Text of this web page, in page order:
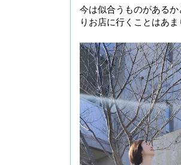
今は似合うものがある
りお店に行くことはあま